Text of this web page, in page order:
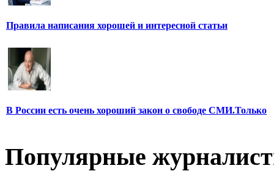
Правила написания хорошей и интересной статьи
В России есть очень хороший закон о свободе СМИ.Только
Популярные